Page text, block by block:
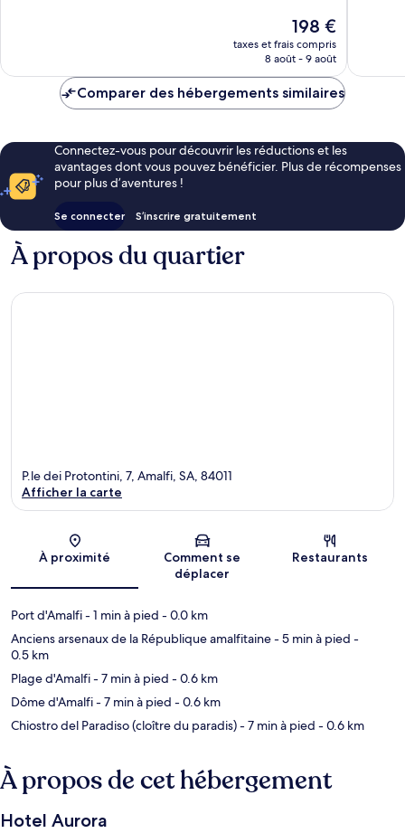
Le
nouveau
prix
de
198 €
taxes et frais compris
8 août - 9 août
Comparer des hébergements similaires
Connectez-vous pour découvrir les réductions et les
avantages dont vous pouvez bénéficier. Plus de récompenses
pour plus d’aventures !
Se connecter S’inscrire gratuitement
À propos du quartier
Carte
P.le dei Protontini, 7, Amalfi, SA, 84011
Afficher la carte
À proximité
Comment se
déplacer
Restaurants
Port d'Amalfi- 1 min à pied - 0.0 km
Anciens arsenaux de la République amalfitaine- 5 min à pied -
0.5 km
Plage d'Amalfi- 7 min à pied - 0.6 km
Dôme d'Amalfi- 7 min à pied - 0.6 km
Chiostro del Paradiso (cloître du paradis)- 7 min à pied - 0.6 km
À propos de cet hébergement
Hotel Aurora